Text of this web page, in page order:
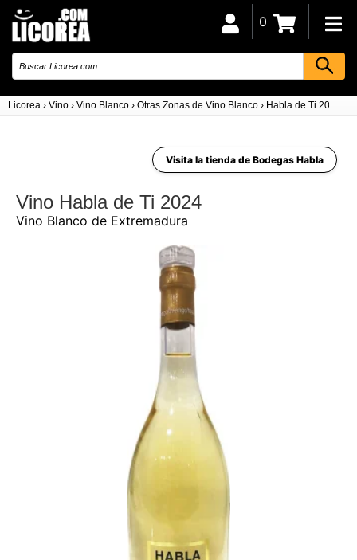
Licorea › Vino › Vino Blanco › Otras Zonas de Vino Blanco › Habla de Ti 2024
0
Visita la tienda de Bodegas Habla
Vino Habla de Ti 2024
Vino Blanco de Extremadura